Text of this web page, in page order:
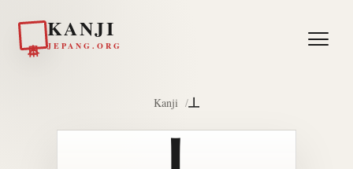
KANJI
JEPANG.ORG
Kanji 丄